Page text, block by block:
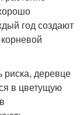
год создают
риска, деревце
в цветущую